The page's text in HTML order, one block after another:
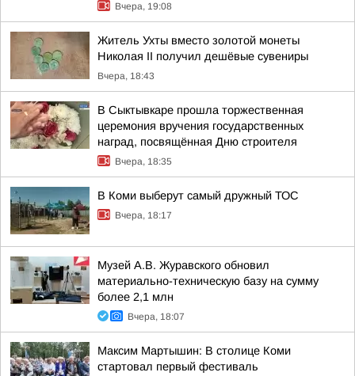
Вчера, 19:08
Житель Ухты вместо золотой монеты
Николая II получил дешёвые сувениры
Вчера, 18:43
В Сыктывкаре прошла торжественная
церемония вручения государственных
наград, посвящённая Дню строителя
Вчера, 18:35
В Коми выберут самый дружный ТОС
Вчера, 18:17
Музей А.В. Журавского обновил
материально-техническую базу на сумму
более 2,1 млн
Вчера, 18:07
Максим Мартышин: В столице Коми
стартовал первый фестиваль